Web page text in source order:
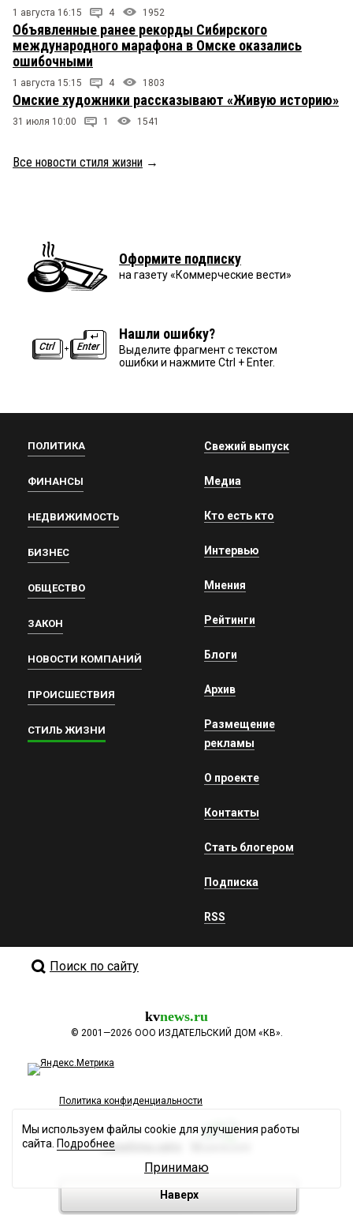
1 августа 16:15 4 1952
Объявленные ранее рекорды Сибирского
международного марафона в Омске оказались
ошибочными
1 августа 15:15 4 1803
Омские художники рассказывают «Живую историю»
31 июля 10:00 1 1541
Все новости стиля жизни →
Оформите подписку
на газету «Коммерческие вести»
Нашли ошибку?
Выделите фрагмент с текстом
ошибки и нажмите Ctrl + Enter.
ПОЛИТИКА
ФИНАНСЫ
НЕДВИЖИМОСТЬ
БИЗНЕС
ОБЩЕСТВО
ЗАКОН
НОВОСТИ КОМПАНИЙ
ПРОИСШЕСТВИЯ
СТИЛЬ ЖИЗНИ
Свежий выпуск
Медиа
Кто есть кто
Интервью
Мнения
Рейтинги
Блоги
Архив
Размещение
рекламы
О проекте
Контакты
Стать блогером
Подписка
RSS
Поиск по сайту
kvnews.ru
© 2001—2026 ООО ИЗДАТЕЛЬСКИЙ ДОМ «КВ».
Политика конфиденциальности
Разработка сайта
Наверх
Мы используем файлы cookie для улучшения работы
сайта. Подробнее
Принимаю